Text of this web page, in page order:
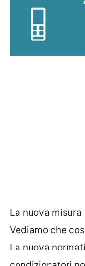
La nuova
Vediamo che
La nuova